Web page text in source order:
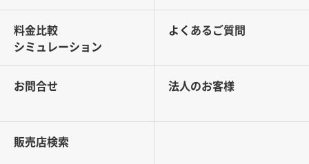
料金比較
シミュレーション
よくあるご質問
お問合せ 法人のお客様
販売店検索